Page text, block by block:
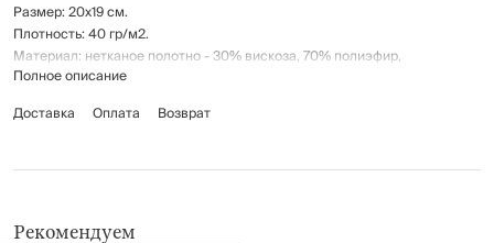
Размер: 20х19 см.
Плотность: 40 гр/м2.
Материал: нетканое полотно - 30% вискоза, 70% полиэфир,
пропитывающий лосьон - состав указан на упаковке.
Салфетки для быстрого и эффективного ухода за мебелью: помогают
мебели, не оставляют разводов и царапин, обладают антистатическим
Полное описание
Доставка
Оплата Возврат
Рекомендуем